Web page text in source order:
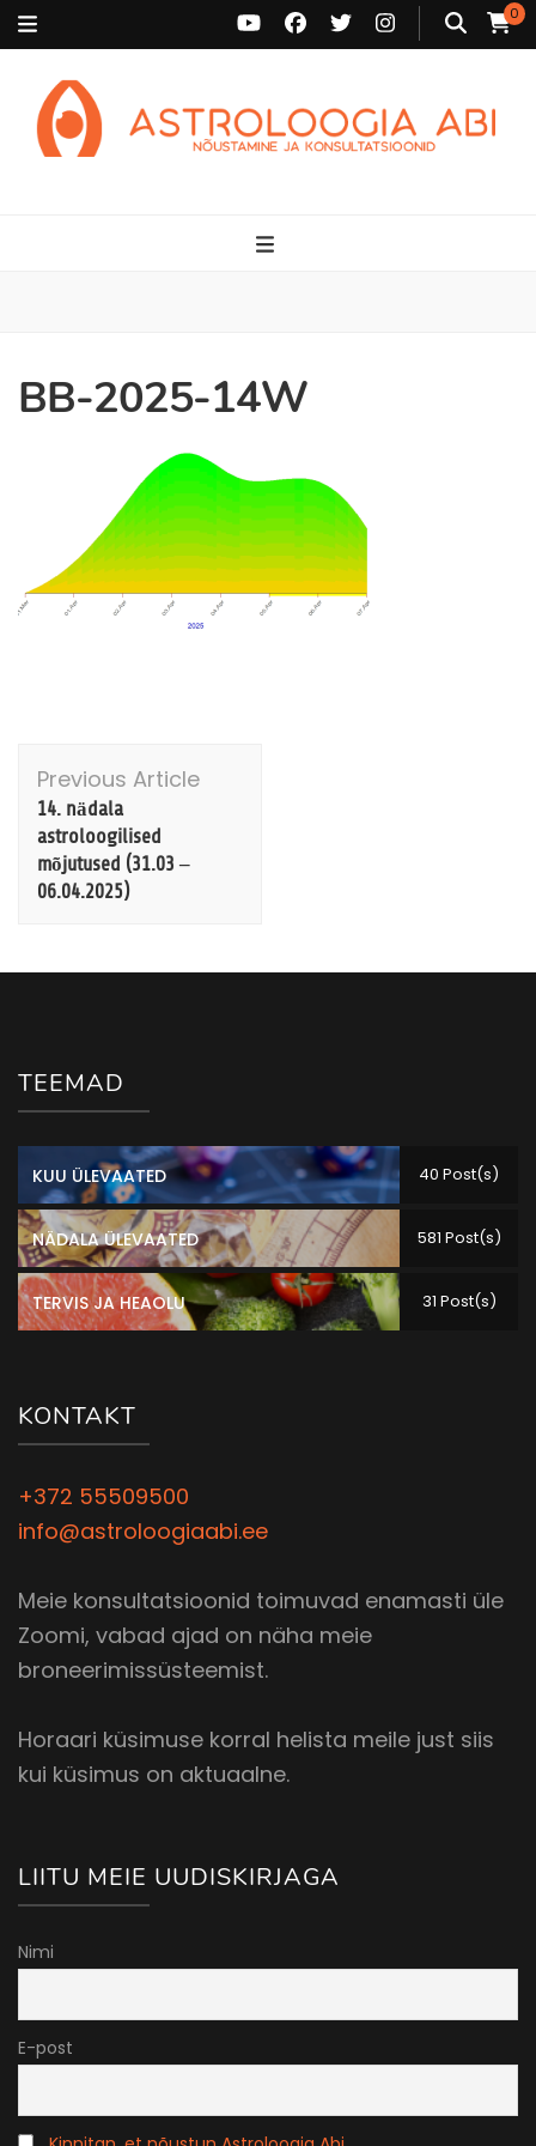
0
BB-2025-14W
Post
Navigation
Previous Article
14. nädala
astroloogilised
mõjutused (31.03 –
06.04.2025)
TEEMAD
KUU ÜLEVAATED 40 Post(s)
NÄDALA ÜLEVAATED 581 Post(s)
TERVIS JA HEAOLU 31 Post(s)
KONTAKT
+372 55509500
info@astroloogiaabi.ee
Meie konsultatsioonid toimuvad enamasti üle
Zoomi, vabad ajad on näha meie
broneerimissüsteemist.
Horaari küsimuse korral helista meile just siis
kui küsimus on aktuaalne.
LIITU MEIE UUDISKIRJAGA
Nimi
E-post